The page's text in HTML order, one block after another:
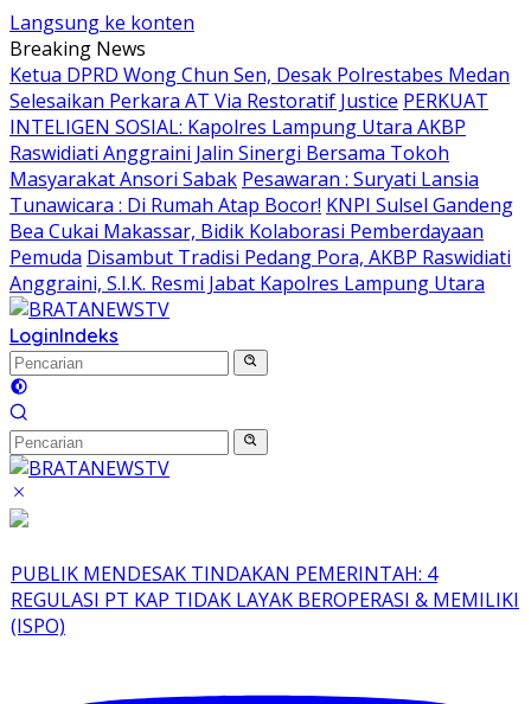
Langsung ke konten
Breaking News
Ketua DPRD Wong Chun Sen, Desak Polrestabes Medan
Selesaikan Perkara AT Via Restoratif Justice PERKUAT
INTELIGEN SOSIAL: Kapolres Lampung Utara AKBP
Raswidiati Anggraini Jalin Sinergi Bersama Tokoh
Masyarakat Ansori Sabak Pesawaran : Suryati Lansia
Tunawicara : Di Rumah Atap Bocor! KNPI Sulsel Gandeng
Bea Cukai Makassar, Bidik Kolaborasi Pemberdayaan
Pemuda Disambut Tradisi Pedang Pora, AKBP Raswidiati
Anggraini, S.I.K. Resmi Jabat Kapolres Lampung Utara
LoginIndeks
PUBLIK MENDESAK TINDAKAN PEMERINTAH: 4
REGULASI PT KAP TIDAK LAYAK BEROPERASI & MEMILIKI
(ISPO)